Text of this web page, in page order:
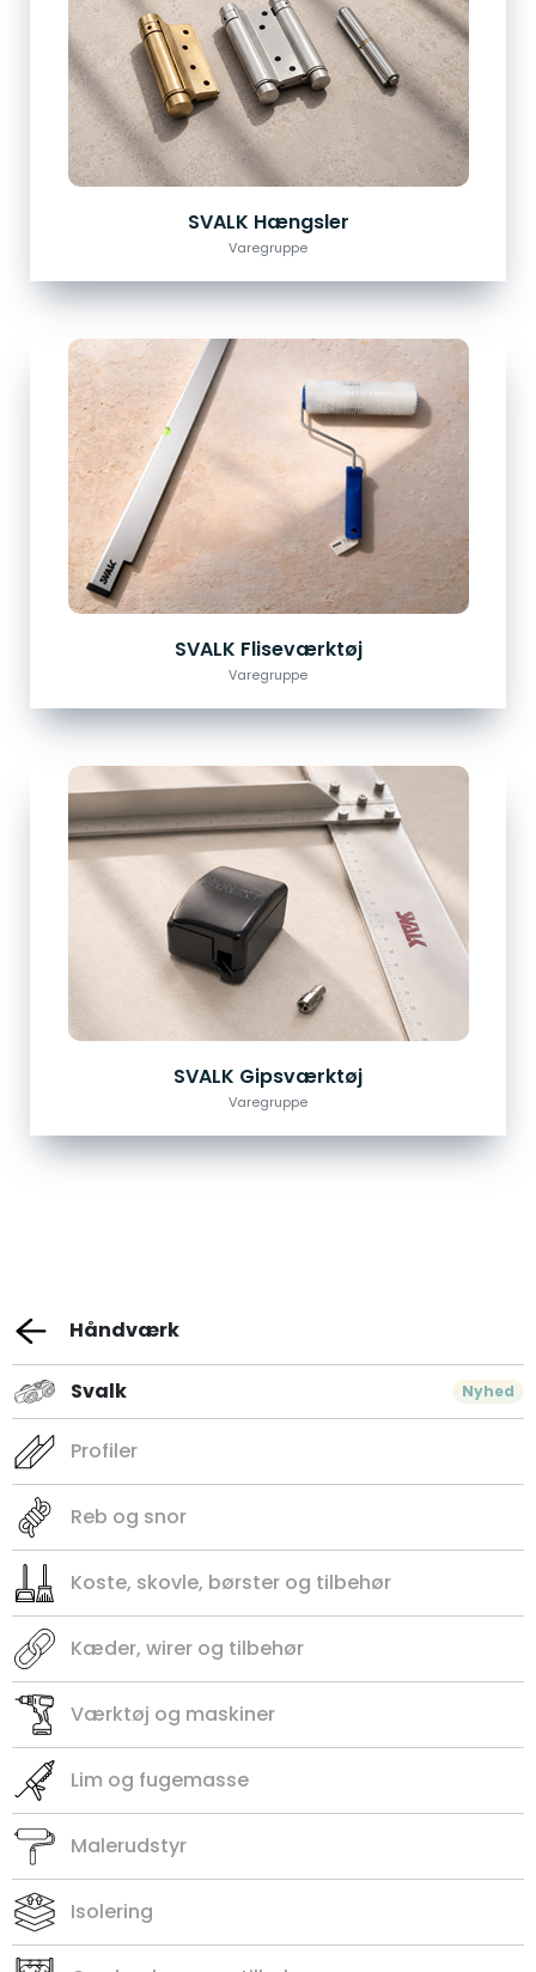
SVALK Hængsler
Varegruppe
SVALK Fliseværktøj
Varegruppe
SVALK Gipsværktøj
Varegruppe
Håndværk
Svalk Nyhed
Profiler
Reb og snor
Koste, skovle, børster og tilbehør
Kæder, wirer og tilbehør
Værktøj og maskiner
Lim og fugemasse
Malerudstyr
Isolering